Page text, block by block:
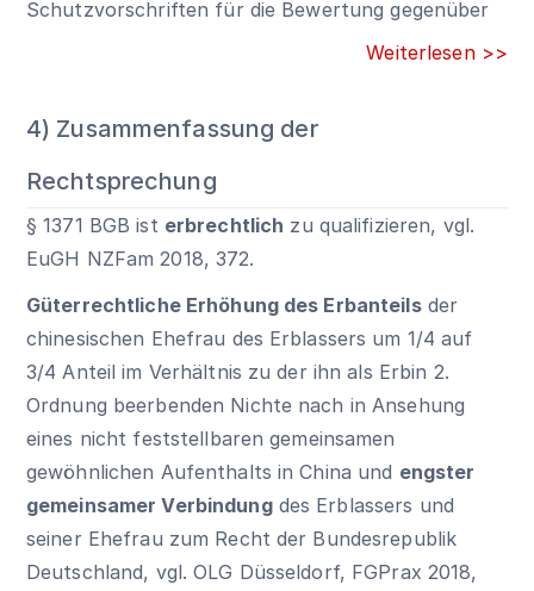
Schutzvorschriften für die Bewertung gegenüber
Weiterlesen >>
4) Zusammenfassung der
Rechtsprechung
§ 1371 BGB ist erbrechtlich zu qualifizieren, vgl.
EuGH NZFam 2018, 372.
Güterrechtliche Erhöhung des Erbanteilsder
chinesischen Ehefrau des Erblassers um 1/4 auf
3/4 Anteil im Verhältnis zu der ihn als Erbin 2.
Ordnung beerbenden Nichte nach in Ansehung
eines nicht feststellbaren gemeinsamen
gewöhnlichen Aufenthalts in China und engster
gemeinsamer Verbindungdes Erblassers und
seiner Ehefrau zum Recht der Bundesrepublik
Deutschland, vgl. OLG Düsseldorf, FGPrax 2018,